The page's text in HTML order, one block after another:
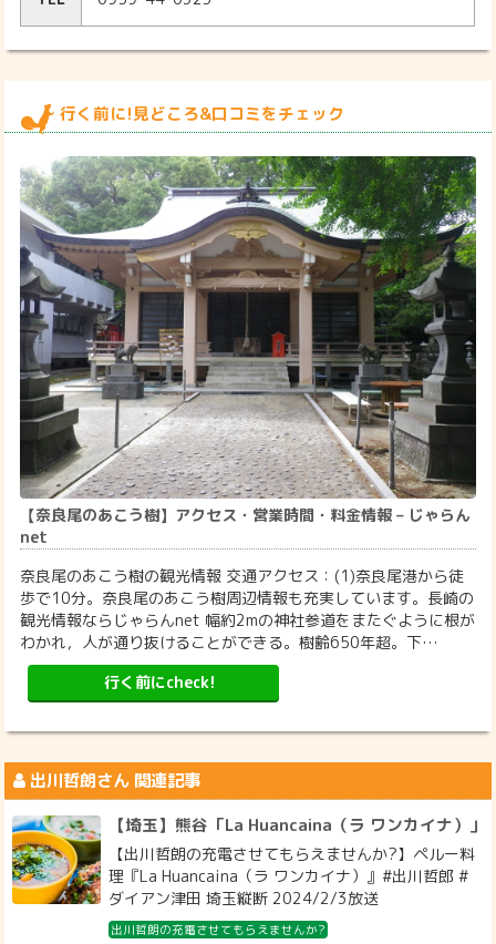
行く前に!見どころ&口コミをチェック
【奈良尾のあこう樹】アクセス・営業時間・料金情報 – じゃらん
net
奈良尾のあこう樹の観光情報 交通アクセス：(1)奈良尾港から徒
歩で10分。奈良尾のあこう樹周辺情報も充実しています。長崎の
観光情報ならじゃらんnet 幅約2mの神社参道をまたぐように根が
わかれ，人が通り抜けることができる。樹齢650年超。下…
行く前にcheck!
出川哲朗さん 関連記事
【埼玉】熊谷「La Huancaina（ラ ワンカイナ）」
【出川哲朗の充電させてもらえませんか?】ペルー料
理『La Huancaina（ラ ワンカイナ）』#出川哲郎 #
ダイアン津田 埼玉縦断 2024/2/3放送
出川哲朗の充電させてもらえませんか?